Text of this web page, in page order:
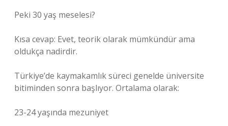
Peki 30 yaş meselesi?
Kısa cevap: Evet, teorik olarak mümkündür ama
oldukça nadirdir.
Türkiye’de kaymakamlık süreci genelde üniversite
bitiminden sonra başlıyor. Ortalama olarak:
23-24 yaşında mezuniyet